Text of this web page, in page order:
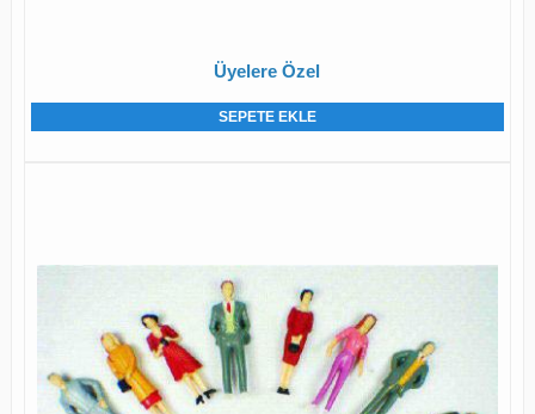
Üyelere Özel
SEPETE EKLE